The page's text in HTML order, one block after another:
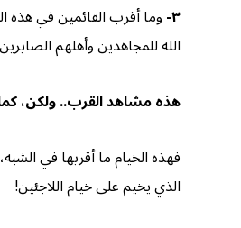
٣- وما أقرب القائمين في هذه
الله للمجاهدين وأهلهم
هذه مشاهد القرب.. ولكن،
فهذه الخيام ما أقربها في
الذي يخيم على خيام اللاجئين!